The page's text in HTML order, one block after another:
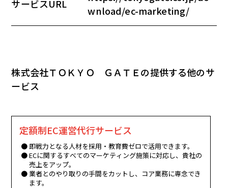
サービスURL
wnload/ec-marketing/
株式会社ＴＯＫＹＯ ＧＡＴＥの提供する他のサ
ービス
定額制EC運営代行サービス
即戦力となる人材を採用・教育費ゼロで活用できます。
ECに関するすべてのマーケティング施策に対応し、貴社の
売上をアップ。
業者とのやり取りの手間をカットし、コア業務に専念でき
ます。